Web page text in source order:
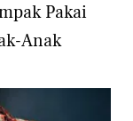
Pakai
Anak